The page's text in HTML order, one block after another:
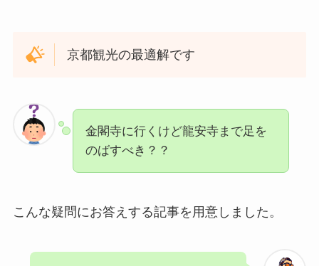
京都観光の最適解です
金閣寺に行くけど龍安寺まで足を
のばすべき？？
こんな疑問にお答えする記事を用意しました。